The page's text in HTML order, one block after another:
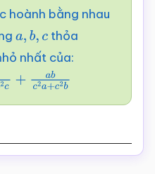
hoành bằng nhau
a, b,c thỏa
nhất của:
a+b2c+abc2